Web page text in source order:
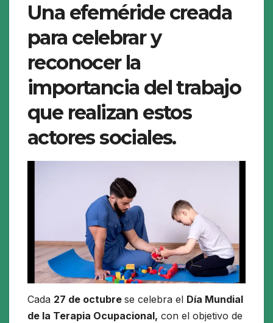
Una efeméride creada
para celebrar y
reconocer la
importancia del trabajo
que realizan estos
actores sociales.
Cada 27 de octubre se celebra el Día Mundial
de la Terapia Ocupacional, con el objetivo de